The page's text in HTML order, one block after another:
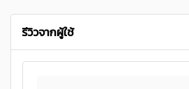
รีวิวจากผู้ใช้